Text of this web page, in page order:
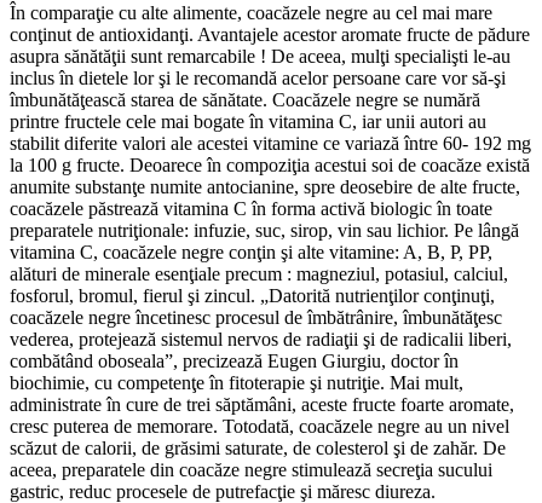
În comparaţie cu alte alimente, coacăzele negre au cel mai mare
conţinut de antioxidanţi. Avantajele acestor aromate fructe de pădure
asupra sănătăţii sunt remarcabile ! De aceea, mulţi specialişti le-au
inclus în dietele lor şi le recomandă acelor persoane care vor să-şi
îmbunătăţească starea de sănătate. Coacăzele negre se numără
printre fructele cele mai bogate în vitamina C, iar unii autori au
stabilit diferite valori ale acestei vitamine ce variază între 60- 192 mg
la 100 g fructe. Deoarece în compoziţia acestui soi de coacăze există
anumite substanţe numite antocianine, spre deosebire de alte fructe,
coacăzele păstrează vitamina C în forma activă biologic în toate
preparatele nutriţionale: infuzie, suc, sirop, vin sau lichior. Pe lângă
vitamina C, coacăzele negre conţin şi alte vitamine: A, B, P, PP,
alături de minerale esenţiale precum : magneziul, potasiul, calciul,
fosforul, bromul, fierul şi zincul. „Datorită nutrienţilor conţinuţi,
coacăzele negre încetinesc procesul de îmbătrânire, îmbunătăţesc
vederea, protejează sistemul nervos de radiaţii şi de radicalii liberi,
combătând oboseala”, precizează Eugen Giurgiu, doctor în
biochimie, cu competenţe în fitoterapie şi nutriţie. Mai mult,
administrate în cure de trei săptămâni, aceste fructe foarte aromate,
cresc puterea de memorare. Totodată, coacăzele negre au un nivel
scăzut de calorii, de grăsimi saturate, de colesterol şi de zahăr. De
aceea, preparatele din coacăze negre stimulează secreţia sucului
gastric, reduc procesele de putrefacţie şi măresc diureza.